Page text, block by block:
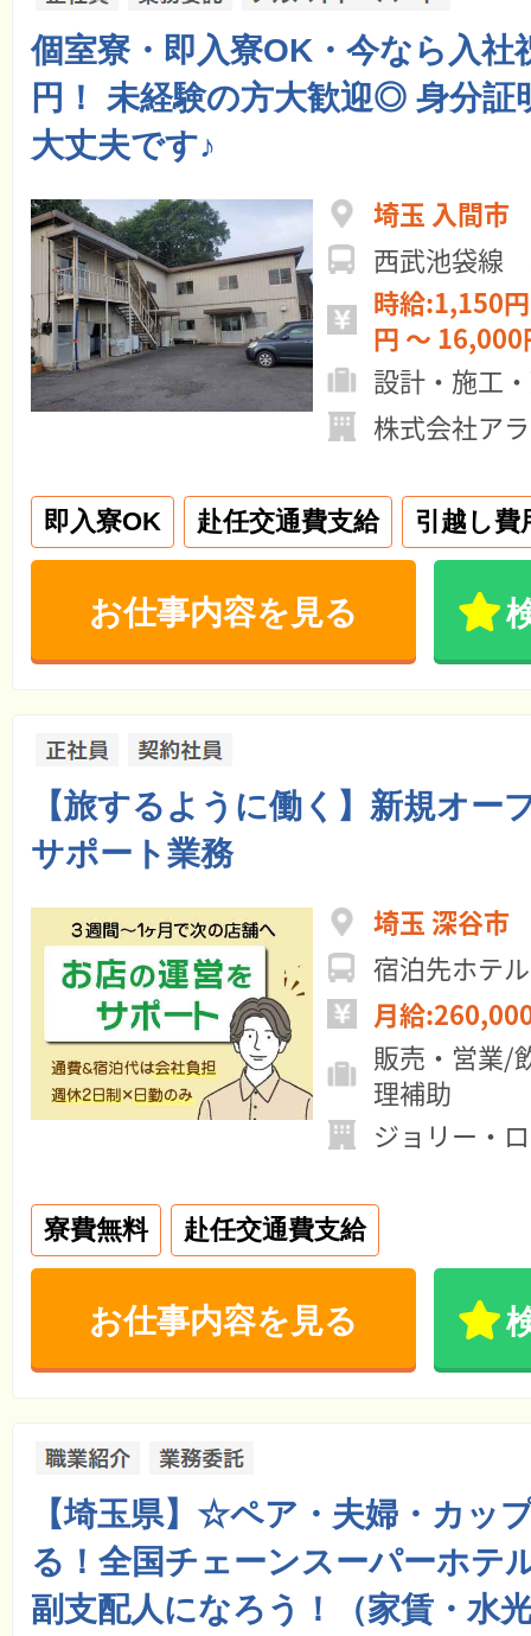
個室寮・即入寮OK・今なら入社
円！ 未経験の方大歓迎◎ 身分証
大丈夫です♪
埼玉 入間市
西武池袋線
時給:1,150円 ～ 日給
円 ～ 16,000
設計・施工
株式会社ア
即入寮OK 赴任交通費支給 引越し費
お仕事内容を見る
【旅するように働く】新規オー
サポート業務
埼玉 深谷市
宿泊先ホテ
月給
販売・営業/
理補助
ジョリー・
寮費無料 赴任交通費支給
お仕事内容を見る
【埼玉県】☆ペア・夫婦・カッ
る！全国チェーンスーパーホテ
副支配人になろう！（家賃・水